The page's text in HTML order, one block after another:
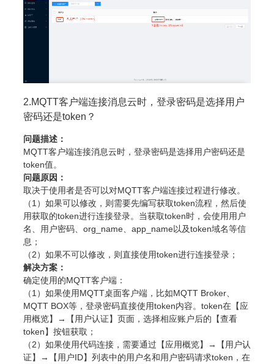
2.MQTT客户端连接消息云时，登录密码是选择用户
密码还是token？
问题描述：
MQTT客户端连接消息云时，登录密码是选择用户密码还是
token值。
问题原因：
取决于使用者是否可以对MQTT客户端连接过程进行修改。
（1）如果可以修改，则需要先编写获取token流程，然后使
用获取的token进行连接登录。当获取token时，会使用用户
名、用户密码、org_name、app_name以及token域名等信
息；
（2）如果不可以修改，则直接使用token进行连接登录；
解决方案：
确定使用的MQTT客户端：
（1）如果使用MQTT桌面客户端，比如MQTT Broker、
MQTT BOX等，登录密码直接使用token内容。token在【应
用概览】→【用户认证】页面，选择相应账户后的【查看
token】按钮获取；
（2）如果使用代码连接，需要通过【应用概览】→【用户认
证】→【用户ID】列表中的用户名和用户密码请求token，在